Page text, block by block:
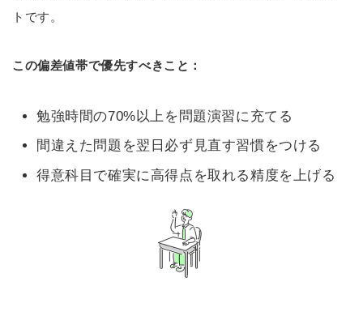
トです。
この偏差値帯で優先すべきこと：
勉強時間の70%以上を問題演習に充てる
間違えた問題を翌日必ず見直す習慣をつける
得意科目で確実に高得点を取れる精度を上げる